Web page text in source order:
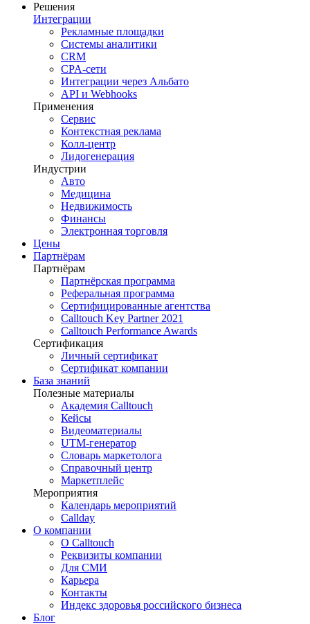
Решения
Интеграции
Рекламные площадки
Системы аналитики
CRM
CPA-сети
Интеграции через Альбато
API и Webhooks
Применения
Сервис
Контекстная реклама
Колл-центр
Лидогенерация
Индустрии
Авто
Медицина
Недвижимость
Финансы
Электронная торговля
Цены
Партнёрам
Партнёрам
Партнёрская программа
Реферальная программа
Сертифицированные агентства
Calltouch Key Partner 2021
Calltouch Performance Awards
Сертификация
Личный сертификат
Сертификат компании
База знаний
Полезные материалы
Академия Calltouch
Кейсы
Видеоматериалы
UTM-генератор
Словарь маркетолога
Справочный центр
Маркетплейс
Мероприятия
Календарь мероприятий
Callday
О компании
О Calltouch
Реквизиты компании
Для СМИ
Карьера
Контакты
Индекс здоровья российского бизнеса
Блог